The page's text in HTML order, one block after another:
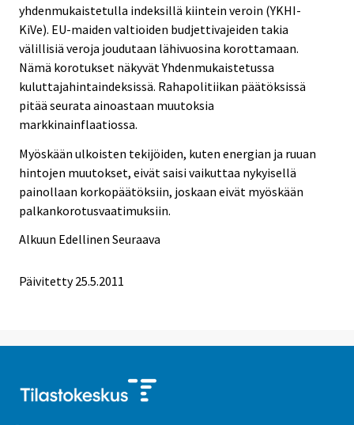
yhdenmukaistetulla indeksillä kiintein veroin (YKHI-
KiVe). EU-maiden valtioiden budjettivajeiden takia
välillisiä veroja joudutaan lähivuosina korottamaan.
Nämä korotukset näkyvät Yhdenmukaistetussa
kuluttajahintaindeksissä. Rahapolitiikan päätöksissä
pitää seurata ainoastaan muutoksia
markkinainflaatiossa.
Myöskään ulkoisten tekijöiden, kuten energian ja ruuan
hintojen muutokset, eivät saisi vaikuttaa nykyisellä
painollaan korkopäätöksiin, joskaan eivät myöskään
palkankorotusvaatimuksiin.
Alkuun Edellinen Seuraava
Päivitetty 25.5.2011